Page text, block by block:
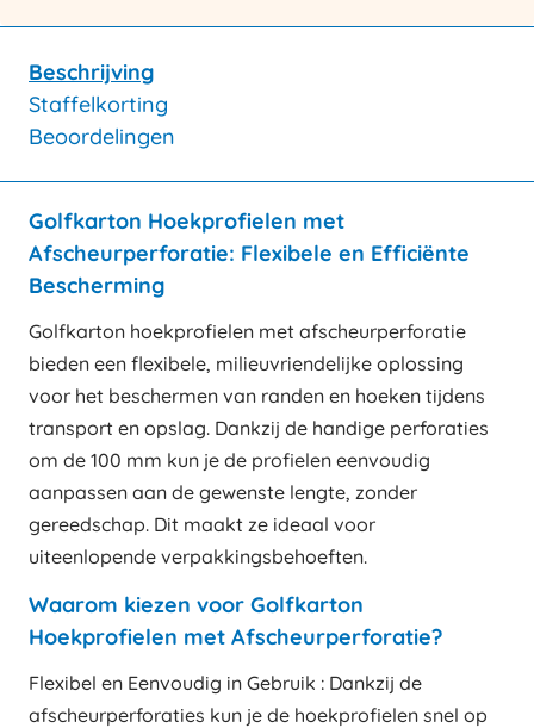
Beschrijving
Staffelkorting
Beoordelingen
Golfkarton Hoekprofielen met
Afscheurperforatie: Flexibele en Efficiënte
Bescherming
Golfkarton hoekprofielen met afscheurperforatie
bieden een flexibele, milieuvriendelijke oplossing
voor het beschermen van randen en hoeken tijdens
transport en opslag. Dankzij de handige perforaties
om de 100 mm kun je de profielen eenvoudig
aanpassen aan de gewenste lengte, zonder
gereedschap. Dit maakt ze ideaal voor
uiteenlopende verpakkingsbehoeften.
Waarom kiezen voor Golfkarton
Hoekprofielen met Afscheurperforatie?
Flexibel en Eenvoudig in Gebruik : Dankzij de
afscheurperforaties kun je de hoekprofielen snel op